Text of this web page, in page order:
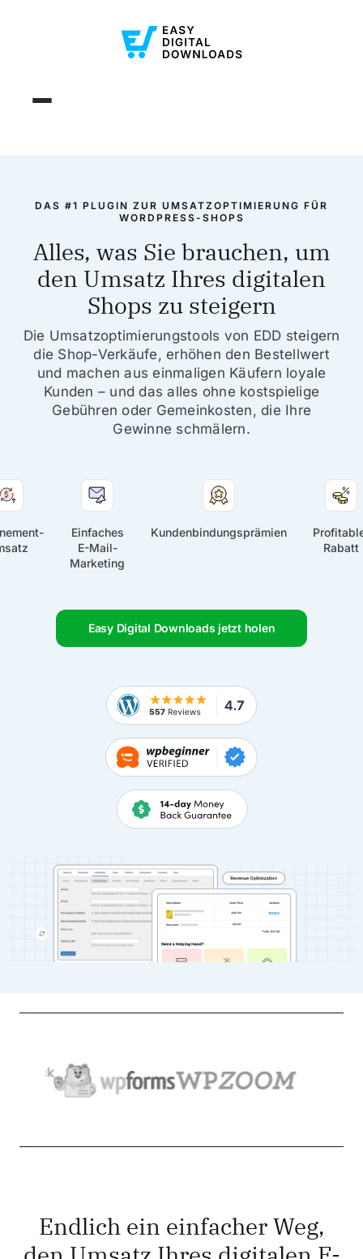
DAS #1 PLUGIN ZUR UMSATZOPTIMIERUNG FÜR
WORDPRESS-SHOPS
Alles, was Sie brauchen, um
den Umsatz Ihres digitalen
Shops zu steigern
Die Umsatzoptimierungstools von EDD steigern
die Shop-Verkäufe, erhöhen den Bestellwert
und machen aus einmaligen Käufern loyale
Kunden – und das alles ohne kostspielige
Gebühren oder Gemeinkosten, die Ihre
Gewinne schmälern.
Einfaches
E-Mail-
Marketing
Kundenbindungsprämien
Rabatt
Easy Digital Downloads jetzt holen
Endlich ein einfacher Weg,